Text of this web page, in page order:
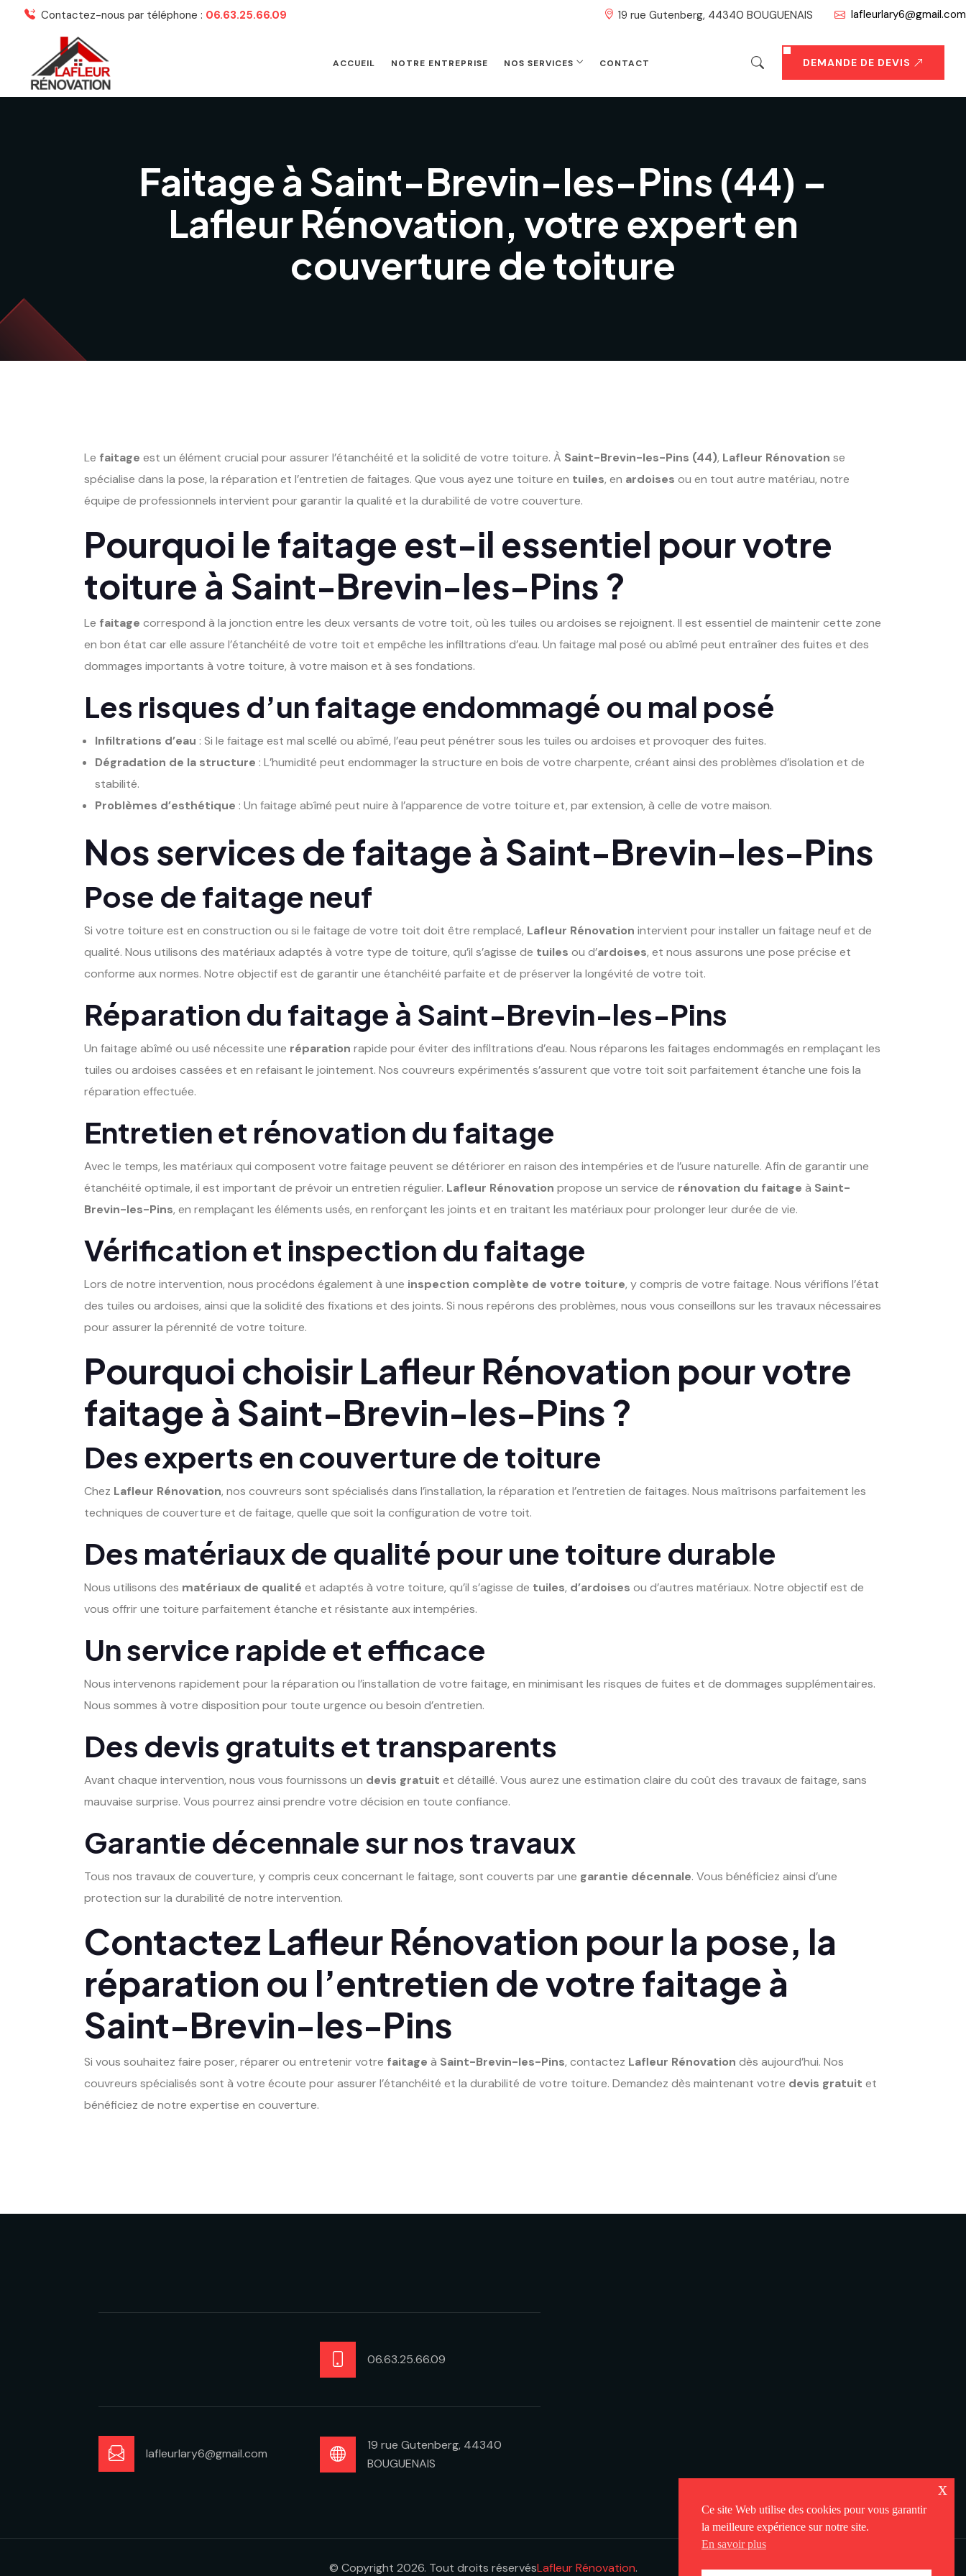
Contactez-nous par téléphone : 06.63.25.66.09 19 rue Gutenberg, 44340 BOUGUENAIS lafleurlary6@gmail.com
ACCUEIL NOTRE ENTREPRISE NOS SERVICES CONTACT DEMANDE DE DEVIS
Faitage à Saint-Brevin-les-Pins (44) –
Lafleur Rénovation, votre expert en
couverture de toiture
Le faitage est un élément crucial pour assurer l’étanchéité et la solidité de votre toiture. À Saint-Brevin-les-Pins (44), Lafleur Rénovation se
spécialise dans la pose, la réparation et l’entretien de faitages. Que vous ayez une toiture en tuiles, en ardoises ou en tout autre matériau, notre
équipe de professionnels intervient pour garantir la qualité et la durabilité de votre couverture.
Pourquoi le faitage est-il essentiel pour votre
toiture à Saint-Brevin-les-Pins ?
Le faitage correspond à la jonction entre les deux versants de votre toit, où les tuiles ou ardoises se rejoignent. Il est essentiel de maintenir cette zone
en bon état car elle assure l’étanchéité de votre toit et empêche les infiltrations d’eau. Un faitage mal posé ou abîmé peut entraîner des fuites et des
dommages importants à votre toiture, à votre maison et à ses fondations.
Les risques d’un faitage endommagé ou mal posé
Infiltrations d’eau : Si le faitage est mal scellé ou abîmé, l’eau peut pénétrer sous les tuiles ou ardoises et provoquer des fuites.
Dégradation de la structure : L’humidité peut endommager la structure en bois de votre charpente, créant ainsi des problèmes d’isolation et de
stabilité.
Problèmes d’esthétique : Un faitage abîmé peut nuire à l’apparence de votre toiture et, par extension, à celle de votre maison.
Nos services de faitage à Saint-Brevin-les-Pins
Pose de faitage neuf
Si votre toiture est en construction ou si le faitage de votre toit doit être remplacé, Lafleur Rénovation intervient pour installer un faitage neuf et de
qualité. Nous utilisons des matériaux adaptés à votre type de toiture, qu’il s’agisse de tuiles ou d’ardoises, et nous assurons une pose précise et
conforme aux normes. Notre objectif est de garantir une étanchéité parfaite et de préserver la longévité de votre toit.
Réparation du faitage à Saint-Brevin-les-Pins
Un faitage abîmé ou usé nécessite une réparation rapide pour éviter des infiltrations d’eau. Nous réparons les faitages endommagés en remplaçant les
tuiles ou ardoises cassées et en refaisant le jointement. Nos couvreurs expérimentés s’assurent que votre toit soit parfaitement étanche une fois la
réparation effectuée.
Entretien et rénovation du faitage
Avec le temps, les matériaux qui composent votre faitage peuvent se détériorer en raison des intempéries et de l’usure naturelle. Afin de garantir une
étanchéité optimale, il est important de prévoir un entretien régulier. Lafleur Rénovation propose un service de rénovation du faitage à Saint-
Brevin-les-Pins, en remplaçant les éléments usés, en renforçant les joints et en traitant les matériaux pour prolonger leur durée de vie.
Vérification et inspection du faitage
Lors de notre intervention, nous procédons également à une inspection complète de votre toiture, y compris de votre faitage. Nous vérifions l’état
des tuiles ou ardoises, ainsi que la solidité des fixations et des joints. Si nous repérons des problèmes, nous vous conseillons sur les travaux nécessaires
pour assurer la pérennité de votre toiture.
Pourquoi choisir Lafleur Rénovation pour votre
faitage à Saint-Brevin-les-Pins ?
Des experts en couverture de toiture
Chez Lafleur Rénovation, nos couvreurs sont spécialisés dans l’installation, la réparation et l’entretien de faitages. Nous maîtrisons parfaitement les
techniques de couverture et de faitage, quelle que soit la configuration de votre toit.
Des matériaux de qualité pour une toiture durable
Nous utilisons des matériaux de qualité et adaptés à votre toiture, qu’il s’agisse de tuiles, d’ardoises ou d’autres matériaux. Notre objectif est de
vous offrir une toiture parfaitement étanche et résistante aux intempéries.
Un service rapide et efficace
Nous intervenons rapidement pour la réparation ou l’installation de votre faitage, en minimisant les risques de fuites et de dommages supplémentaires.
Nous sommes à votre disposition pour toute urgence ou besoin d’entretien.
Des devis gratuits et transparents
Avant chaque intervention, nous vous fournissons un devis gratuit et détaillé. Vous aurez une estimation claire du coût des travaux de faitage, sans
mauvaise surprise. Vous pourrez ainsi prendre votre décision en toute confiance.
Garantie décennale sur nos travaux
Tous nos travaux de couverture, y compris ceux concernant le faitage, sont couverts par une garantie décennale. Vous bénéficiez ainsi d’une
protection sur la durabilité de notre intervention.
Contactez Lafleur Rénovation pour la pose, la
réparation ou l’entretien de votre faitage à
Saint-Brevin-les-Pins
Si vous souhaitez faire poser, réparer ou entretenir votre faitage à Saint-Brevin-les-Pins, contactez Lafleur Rénovation dès aujourd’hui. Nos
couvreurs spécialisés sont à votre écoute pour assurer l’étanchéité et la durabilité de votre toiture. Demandez dès maintenant votre devis gratuit et
bénéficiez de notre expertise en couverture.
06.63.25.66.09
lafleurlary6@gmail.com
19 rue Gutenberg, 44340
BOUGUENAIS
© Copyright 2026. Tout droits réservésLafleur Rénovation.
Ce site Web utilise des cookies pour vous garantir
la meilleure expérience sur notre site.
En savoir plus
x